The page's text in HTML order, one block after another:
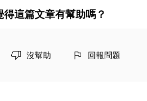
得這篇文章有幫助嗎？
沒幫助 回報問題